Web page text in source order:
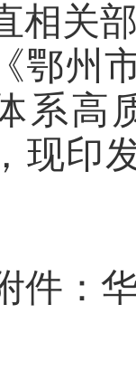
相关
《鄂州
系高
现印
件：